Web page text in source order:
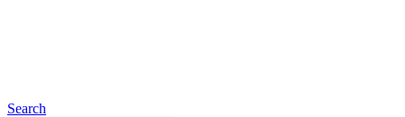
Search